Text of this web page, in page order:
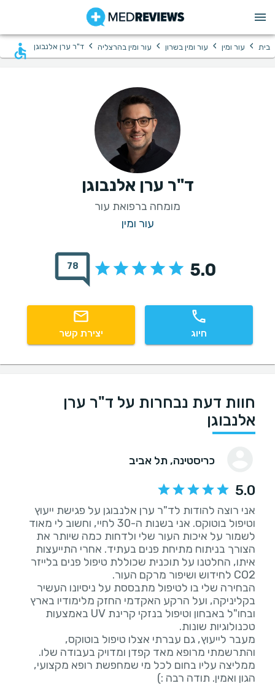
בית › עור ומין › עור ומין בשרון › עור ומין בהרצליה › ד"ר ערן אלנבוגן
ד"ר ערן אלנבוגן
מומחה ברפואת עור
עור ומין
5.0
78
חיוג יצירת קשר
חוות דעת נבחרות על ד"ר ערן
אלנבוגן
כריסטינה, תל אביב
5.0
אני רוצה להודות לד"ר ערן אלנבוגן על פגישת ייעוץ
וטיפול בוטוקס. אני בשנות ה-30 לחיי, וחשוב לי מאוד
לשמור על איכות העור שלי ולדחות כמה שיותר את
הצורך בניתוח מתיחת פנים בעתיד. אחרי התייעצות
איתו, החלטנו על תוכנית שכוללת טיפול פנים בלייזר
הבחירה שלי בו לטיפול מתבססת על ניסיונו העשיר
בקליניקה, ועל הרקע האקדמי החזק מלימודיו בארץ
ובחו"ל באבחון וטיפול בנזקי קרינת UV באמצעות
מעבר לייעוץ, גם עברתי אצלו טיפול בוטוקס,
והתרשמתי מרופא מאד קפדן ומדויק בעבודה שלו.
ממליצה עליו בחום לכל מי שמחפשת רופא מקצועי,
הגון ואמין. תודה רבה :)